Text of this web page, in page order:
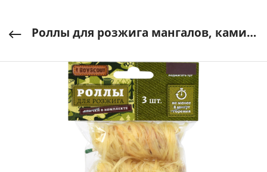
Роллы для розжига мангалов, каминов и печей со спичкой, (3шт/уп.) BOYSCOUT арт. 61603